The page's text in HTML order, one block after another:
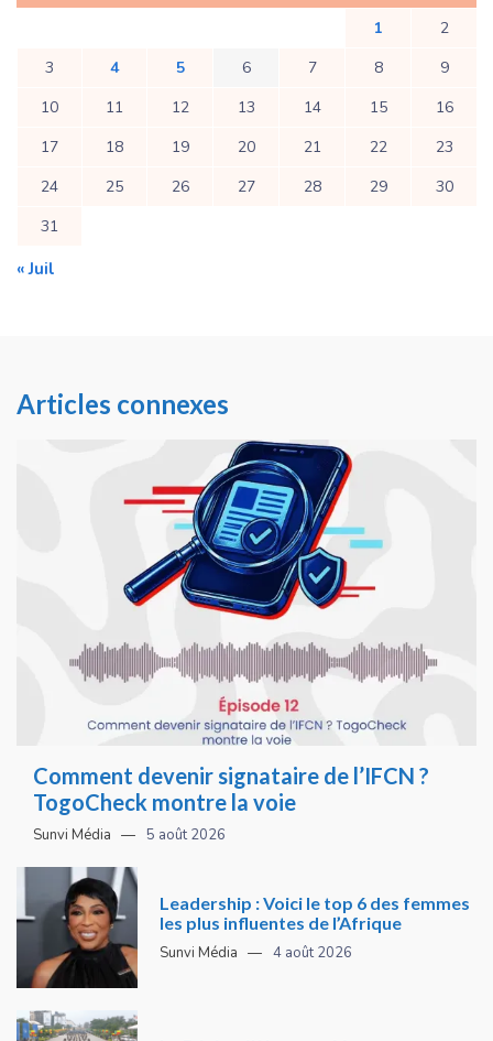
1
2
3
4 5 6 7 8
9
10
11 12 13 14 15
16
17
18 19 20 21 22
23
24
25 26 27 28 29
30
31
« Juil
Articles connexes
Comment devenir signataire de l’IFCN ?
TogoCheck montre la voie
Sunvi Média 5 août 2026
Leadership : Voici le top 6 des femmes
les plus influentes de l’Afrique
Sunvi Média 4 août 2026